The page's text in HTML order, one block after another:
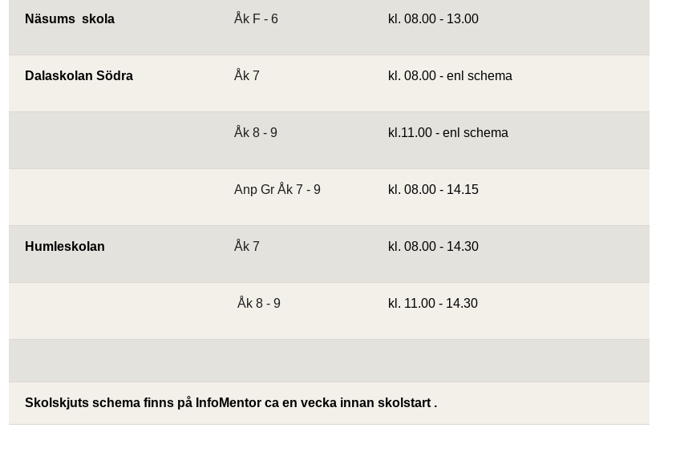
Näsums  skola Åk F - 6 kl. 08.00 - 13.00
Dalaskolan Södra Åk 7 kl. 08.00 - enl schema
Åk 8 - 9 kl.11.00 - enl schema
Anp Gr Åk 7 - 9 kl. 08.00 - 14.15
Humleskolan Åk 7 kl. 08.00 - 14.30
Åk 8 - 9 kl. 11.00 - 14.30
Skolskjuts schema finns på InfoMentor ca en vecka innan skolstart .